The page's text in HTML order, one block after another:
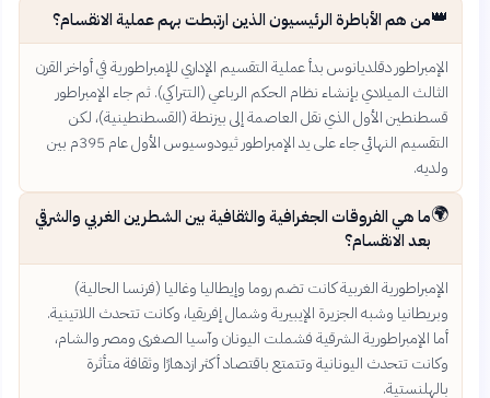
👑من هم الأباطرة الرئيسيون الذين ارتبطت بهم عملية الانقسام؟
الإمبراطور دقلديانوس بدأ عملية التقسيم الإداري للإمبراطورية في أواخر القرن
الثالث الميلادي بإنشاء نظام الحكم الرباعي (التتراكي). ثم جاء الإمبراطور
قسطنطين الأول الذي نقل العاصمة إلى بيزنطة (القسطنطينية)، لكن
التقسيم النهائي جاء على يد الإمبراطور ثيودوسيوس الأول عام 395م بين
ولديه.
🌍ما هي الفروقات الجغرافية والثقافية بين الشطرين الغربي والشرقي
بعد الانقسام؟
الإمبراطورية الغربية كانت تضم روما وإيطاليا وغاليا (فرنسا الحالية)
وبريطانيا وشبه الجزيرة الإيبيرية وشمال إفريقيا، وكانت تتحدث اللاتينية.
أما الإمبراطورية الشرقية فشملت اليونان وآسيا الصغرى ومصر والشام،
وكانت تتحدث اليونانية وتتمتع باقتصاد أكثر ازدهارًا وثقافة متأثرة
بالهلنستية.